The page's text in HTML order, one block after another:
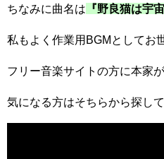
ちなみに曲名は 『野良猫は宇
私もよく作業用BGMとしてお
フリー音楽サイトの方に本家
気になる方はそちらから探し